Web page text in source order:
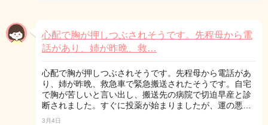
心配で胸が押しつぶされそうです。先程母から電
話があり、姉が昨晩、救…
心配で胸が押しつぶされそうです。先程母から電話があ
り、姉が昨晩、救急車で緊急搬送されたそうです。自宅
で胸が苦しいと言い出し、搬送先の病院で切迫早産と診
断されました。すぐに投薬が始まりましたが、運の悪…
3月4日